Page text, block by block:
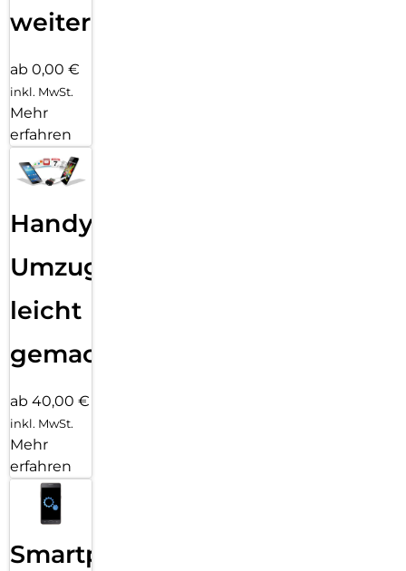
weiter
ab 0,00 €
inkl. MwSt.
Mehr
erfahren
Handy
Umzug
leicht
gemacht!
ab 40,00 €
inkl. MwSt.
Mehr
erfahren
Smartphone